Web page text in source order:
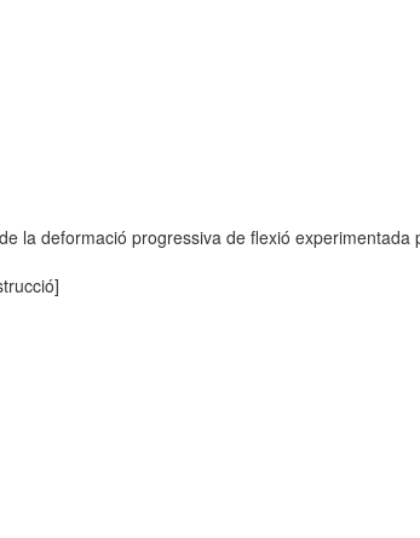
la deformació progressiva de flexió experimentada